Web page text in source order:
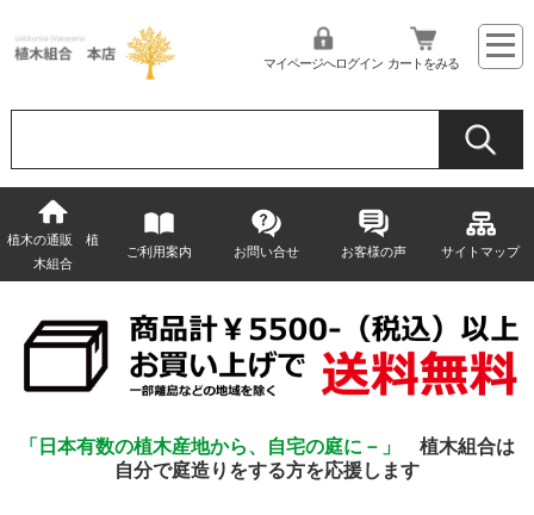
マイページへログイン カートをみる
植木の通販 植
木組合
ご利用案内 お問い合せ お客様の声 サイトマップ
「日本有数の植木産地から、自宅の庭に－」 植木組合は
自分で庭造りをする方を応援します